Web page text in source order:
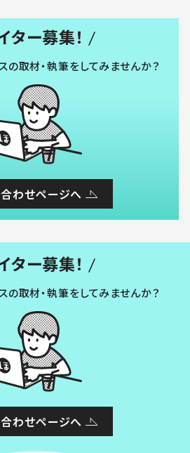
ター募集！
の取材・執筆をしてみませんか？
わせページへ
ター募集！
の取材・執筆をしてみませんか？
わせページへ